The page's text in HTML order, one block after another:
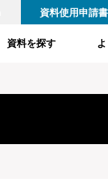
資料使用申請
資料を探す